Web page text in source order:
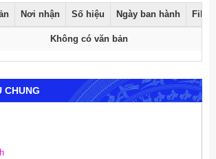
Nơi nhận Số hiệu Ngày ban hành File
Không có văn bản
CHUNG